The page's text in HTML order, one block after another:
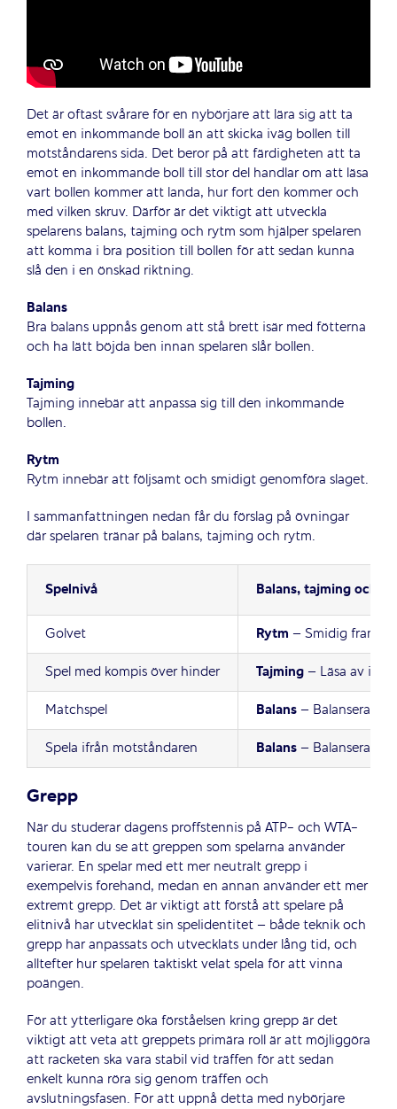
Det är oftast svårare för en nybörjare att lära sig att ta
emot en inkommande boll än att skicka iväg bollen till
motståndarens sida. Det beror på att färdigheten att ta
emot en inkommande boll till stor del handlar om att läsa
vart bollen kommer att landa, hur fort den kommer och
med vilken skruv. Därför är det viktigt att utveckla
spelarens balans, tajming och rytm som hjälper spelaren
att komma i bra position till bollen för att sedan kunna
slå den i en önskad riktning.
Balans
Bra balans uppnås genom att stå brett isär med fötterna
och ha lätt böjda ben innan spelaren slår bollen.
Tajming
Tajming innebär att anpassa sig till den inkommande
bollen.
Rytm
Rytm innebär att följsamt och smidigt genomföra slaget.
I sammanfattningen nedan får du förslag på övningar
där spelaren tränar på balans, tajming och rytm.
Spelnivå Balans, tajming och
Golvet Rytm – Smidig
Spel med kompis över hinder
Tajming– Läsa av
Matchspel
Balans– Balanserad
Spela ifrån motståndaren
Balans– Balanserad
Grepp
När du studerar dagens proffstennis på ATP- och WTA-
touren kan du se att greppen som spelarna använder
varierar. En spelar med ett mer neutralt grepp i
exempelvis forehand, medan en annan använder ett mer
extremt grepp. Det är viktigt att förstå att spelare på
elitnivå har utvecklat sin spelidentitet – både teknik och
grepp har anpassats och utvecklats under lång tid, och
alltefter hur spelaren taktiskt velat spela för att vinna
poängen.
För att ytterligare öka förståelsen kring grepp är det
viktigt att veta att greppets primära roll är att möjliggöra
att racketen ska vara stabil vid träffen för att sedan
enkelt kunna röra sig genom träffen och
avslutningsfasen. För att uppnå detta med nybörjare